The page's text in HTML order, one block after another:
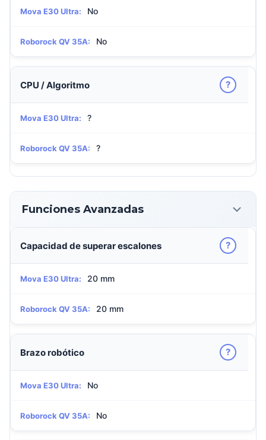
Mova E30 Ultra: No
Roborock QV 35A: No
CPU / Algoritmo ?
Mova E30 Ultra: ?
Roborock QV 35A: ?
Funciones Avanzadas
Capacidad de superar escalones ?
Mova E30 Ultra: 20 mm
Roborock QV 35A: 20 mm
Brazo robótico ?
Mova E30 Ultra: No
Roborock QV 35A: No